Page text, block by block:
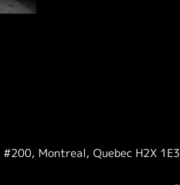
Montreal, Quebec H2X 1E3